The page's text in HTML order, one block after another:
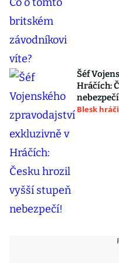
Šéf
Hráčích:
Blesk hráči